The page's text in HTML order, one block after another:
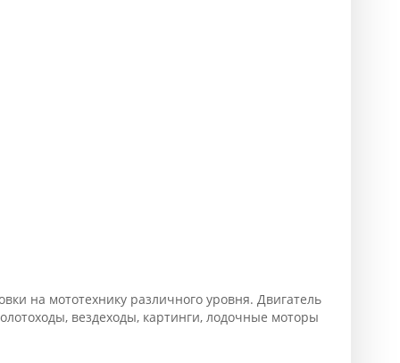
на мототехнику различного уровня. Двигатель
вездеходы, картинги, лодочные моторы